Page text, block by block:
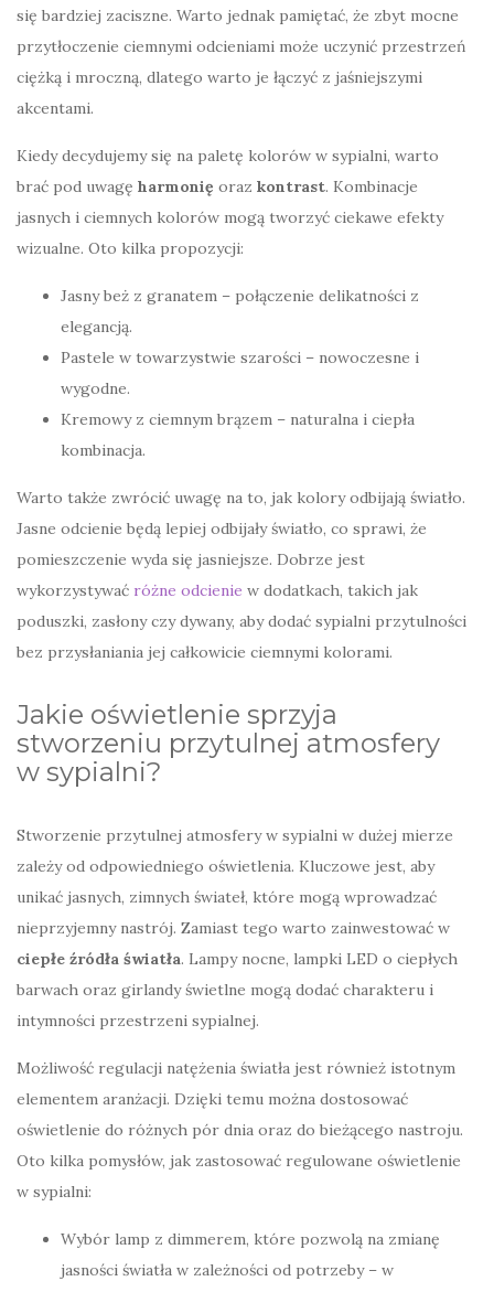
się bardziej zaciszne. Warto jednak pamiętać, że zbyt mocne
przytłoczenie ciemnymi odcieniami może uczynić przestrzeń
ciężką i mroczną, dlatego warto je łączyć z jaśniejszymi
akcentami.
Kiedy decydujemy się na paletę kolorów w sypialni, warto
brać pod uwagę harmonię oraz kontrast. Kombinacje
jasnych i ciemnych kolorów mogą tworzyć ciekawe efekty
wizualne. Oto kilka propozycji:
Jasny beż z granatem – połączenie delikatności z
elegancją.
Pastele w towarzystwie szarości – nowoczesne i
wygodne.
Kremowy z ciemnym brązem – naturalna i ciepła
kombinacja.
Warto także zwrócić uwagę na to, jak kolory odbijają światło.
Jasne odcienie będą lepiej odbijały światło, co sprawi, że
pomieszczenie wyda się jasniejsze. Dobrze jest
wykorzystywać różne odcienie w dodatkach, takich jak
poduszki, zasłony czy dywany, aby dodać sypialni przytulności
bez przysłaniania jej całkowicie ciemnymi kolorami.
Jakie oświetlenie sprzyja
stworzeniu przytulnej atmosfery
w sypialni?
Stworzenie przytulnej atmosfery w sypialni w dużej mierze
zależy od odpowiedniego oświetlenia. Kluczowe jest, aby
unikać jasnych, zimnych świateł, które mogą wprowadzać
nieprzyjemny nastrój. Zamiast tego warto zainwestować w
ciepłe źródła światła. Lampy nocne, lampki LED o ciepłych
barwach oraz girlandy świetlne mogą dodać charakteru i
intymności przestrzeni sypialnej.
Możliwość regulacji natężenia światła jest również istotnym
elementem aranżacji. Dzięki temu można dostosować
oświetlenie do różnych pór dnia oraz do bieżącego nastroju.
Oto kilka pomysłów, jak zastosować regulowane oświetlenie
w sypialni:
Wybór lamp z dimmerem, które pozwolą na zmianę
jasności światła w zależności od potrzeby – w